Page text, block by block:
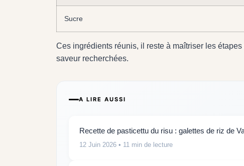
Sucre
Ces ingrédients réunis, il reste à maîtriser les
saveur recherchées.
A LIRE AUSSI
Recette de pasticettu du risu : galettes de riz de
12 Juin 2026 • 11 min de lecture